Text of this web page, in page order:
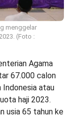
menggelar
(Foto :
Agama
67.000 calon
Indonesia atau
haji 2023.
usia 65 tahun ke